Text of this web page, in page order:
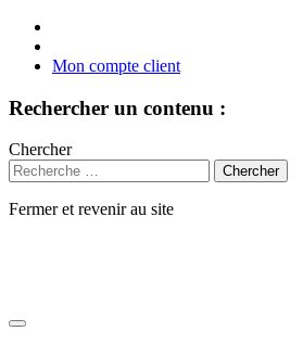
Mon compte client
Rechercher un contenu :
Chercher
Fermer et revenir au site